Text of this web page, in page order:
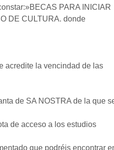
PARA INICIAR
DE CULTURA. donde
acredite la vencindad de las
de SA NOSTRA de la que
de acceso a los estudios
que podréis encontrar